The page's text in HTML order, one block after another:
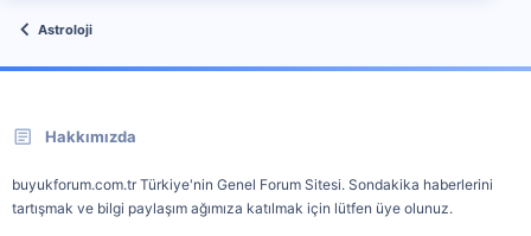
Astroloji
Hakkımızda
buyukforum.com.tr Türkiye'nin Genel Forum Sitesi. Sondakika haberlerini
tartışmak ve bilgi paylaşım ağımıza katılmak için lütfen üye olunuz.